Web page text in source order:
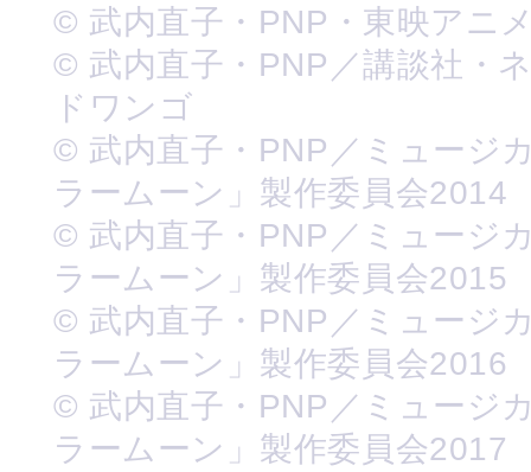
© 武内直子・PNP・東映アニ
© 武内直子・PNP／講談社・
ドワンゴ
© 武内直子・PNP／ミュージ
ラームーン」製作委員会2014
© 武内直子・PNP／ミュージ
ラームーン」製作委員会2015
© 武内直子・PNP／ミュージ
ラームーン」製作委員会2016
© 武内直子・PNP／ミュージ
ラームーン」製作委員会2017